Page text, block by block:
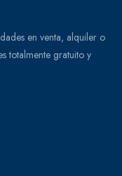
en venta, alquiler o
totalmente gratuito y